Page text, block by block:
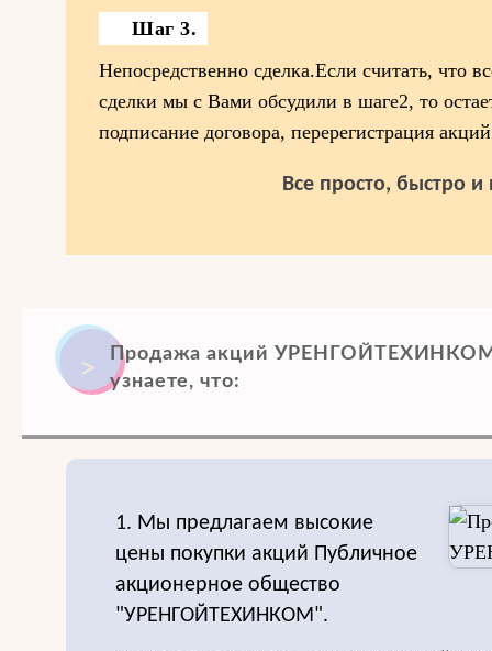
Шаг 3.
Непосредственно сделка.Если считать, что
сделки мы с Вами обсудили в шаге2, то
подписание договора, перерегистрация
Все просто, быстро и
Продажа акций
узнаете, что:
1. Мы предлагаем высокие
цены покупки акций Публичное
акционерное общество
"УРЕНГОЙТЕХИНКОМ".